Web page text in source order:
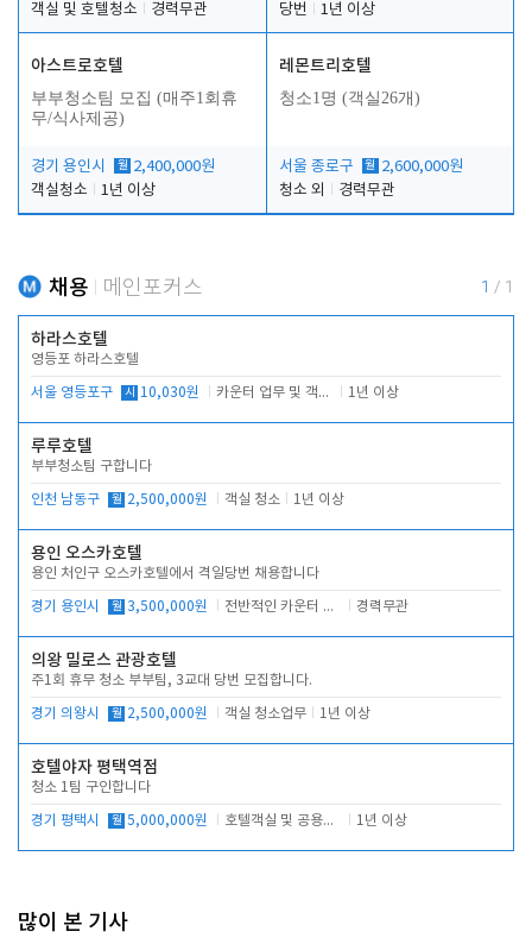
객실 및 호텔청소
경력무관
당번
1년 이상
아스트로호텔
부부청소팀 모집 (매주1회휴
무/식사제공)
경기 용인시 월 2,400,000원
객실청소
1년 이상
레몬트리호텔
청소1명 (객실26개)
서울 종로구 월 2,600,000원
청소 외
경력무관
채용 메인포커스 1 / 1
하라스호텔
영등포 하라스호텔
서울 영등포구 시 10,030원 카운터 업무 및 객실관리(청소상태 확인, 객실판매) 1년 이상
루루호텔
부부청소팀 구합니다
인천 남동구 월 2,500,000원 객실 청소 1년 이상
용인 오스카호텔
용인 처인구 오스카호텔에서 격일당번 채용합니다
경기 용인시 월 3,500,000원 전반적인 카운터 업무 경력무관
의왕 밀로스 관광호텔
주1회 휴무 청소 부부팀, 3교대 당번 모집합니다.
경기 의왕시 월 2,500,000원 객실 청소업무 1년 이상
호텔야자 평택역점
청소 1팀 구인합니다
경기 평택시 월 5,000,000원 호텔객실 및 공용시설 청소 관리 1년 이상
많이 본 기사